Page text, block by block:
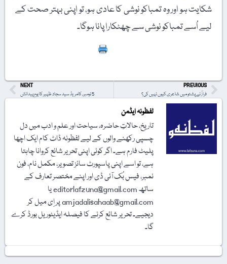
شکایت ہو اور وہ تمباکو نوشی کا عادی ہو، تو اپنی بہتر صحت کے
لیے اُسے تمباکو نوشی سے چھٹکارا پانا ہوگا۔
PREVIOUS
فرازؔ نے پشتو میں شاعری کیوں نہیں کی؟
NEXT
5 نومبر، کامریڈ سید سجاد ظہیر کا یومِ پیدائش
لفظونہ ایڈمن
تاریخ، حالاتِ حاضرہ، سیاحت اور علم و ادب میں دل
چسپی رکھنے والوں کے لیے لفظونہ ڈاٹ کام ایک اچھا
پلیٹ فارم ہے۔ اگر کوئی اپنی تحریر شائع کروانا چاہتا
ہے، تو اسے اپنی پاسپورٹ سائز تصویر، مکمل نام، فون
نمبر، فیس بُک آئی ڈی اور اپنے مختصر تعارف کے
ساتھ editorlafzuna@gmail.com یا
amjadalisahaab@gmail.com پر اِی میل کر
دیجیے۔ تحریر شائع کرنے کا فیصلہ ایڈیٹوریل بورڈ کرے
گا۔